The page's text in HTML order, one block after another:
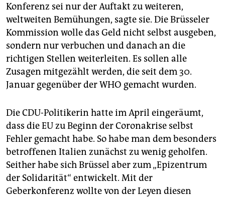
Konferenz sei nur der Auftakt zu weiteren,
weltweiten Bemühungen, sagte sie. Die Brüsseler
Kommission wolle das Geld nicht selbst ausgeben,
sondern nur verbuchen und danach an die
richtigen Stellen weiterleiten. Es sollen alle
Zusagen mitgezählt werden, die seit dem 30.
Januar gegenüber der WHO gemacht wurden.
Die CDU-Politikerin hatte im April eingeräumt,
dass die EU zu Beginn der Coronakrise selbst
Fehler gemacht habe. So habe man dem besonders
betroffenen Italien zunächst zu wenig geholfen.
Seither habe sich Brüssel aber zum „Epizentrum
der Solidarität“ entwickelt. Mit der
Geberkonferenz wollte von der Leyen diesen